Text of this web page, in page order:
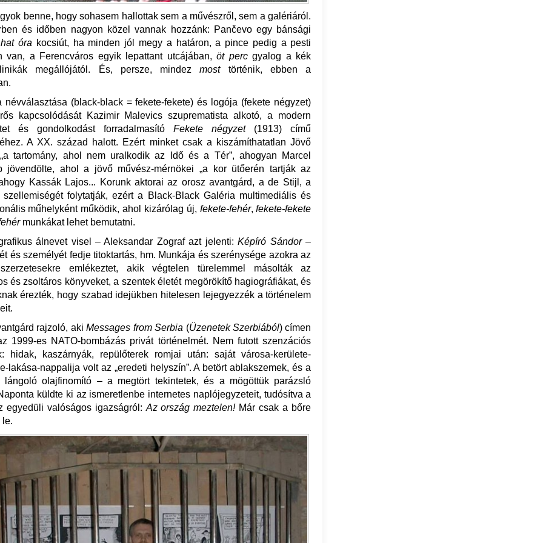
benne, hogy sohasem hallottak sem a művészről, sem a galériáról.
és időben nagyon közel vannak hozzánk: Pančevo egy bánsági
hat óra kocsiút, ha minden jól megy a határon, a pince pedig a pesti
van, a Ferencváros egyik lepattant utcájában,öt percgyalog a kék
megállójától. És, persze, mindezmosttörténik, ebben a
névválasztása (black-black = fekete-fekete) és logója (fekete négyzet)
kapcsolódását Kazimir Malevics szuprematista alkotó, a modern
és gondolkodást forradalmasítóFekete négyzet (1913) című
A XX. század halott. Ezért minket csak a kiszámíthatatlan Jövő
tartomány, ahol nem uralkodik az Idő és a Tér”, ahogyan Marcel
jövendölte, ahol a jövő művész-mérnökei „a kor ütőerén tartják az
Kassák Lajos... Korunk aktorai az orosz avantgárd, a de Stijl, a
szellemiségét folytatják, ezért a Black-Black Galéria multimediális és
műhelyként működik, ahol kizárólag új, fekete-fehér,fekete-fekete
munkákat lehet bemutatni.
álnevet visel – Aleksandar Zograf azt jelenti:Képíró Sándor–
és személyét fedje titoktartás, hm. Munkája és szerénysége azokra az
emlékeztet, akik végtelen türelemmel másolták az
és zsoltáros könyveket, a szentek életét megörökítő hagiográfiákat, és
érezték, hogy szabad idejükben hitelesen lejegyezzék a történelem
rajzoló, akiMessages from Serbia (Üzenetek Szerbiából) címen
1999-es NATO-bombázás privát történelmét. Nem futott szenzációs
hidak, kaszárnyák, repülőterek romjai után: saját városa-kerülete-
lakása-nappalija volt az „eredeti helyszín”. A betört ablakszemek, és a
lángoló olajfinomító – a megtört tekintetek, és a mögöttük parázsló
küldte ki az ismeretlenbe internetes naplójegyzeteit, tudósítva a
egyedüli valóságos igazságról: Az ország meztelen!Már csak a bőre
le.